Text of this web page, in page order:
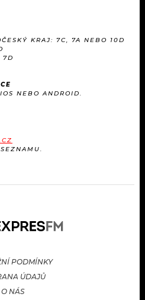
KRAJ: 7C, 7A NEBO 10D
7D
NEBO ANDROID.
PODMÍNKY
ÚDAJŮ
O NÁS